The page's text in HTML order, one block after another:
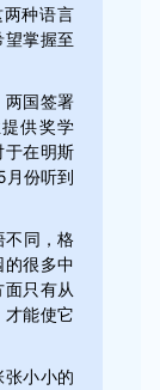
种语言
掌握至
两国签署
供奖学
于在明斯
月份听到
不同，格
很多中
只有从
能使它
小小的